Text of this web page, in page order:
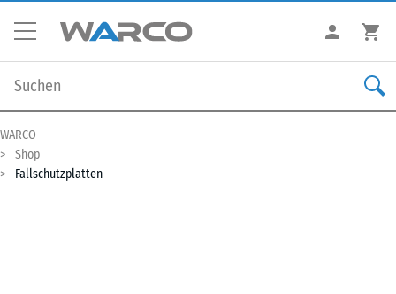
WARCO
Shop
Fallschutzplatten